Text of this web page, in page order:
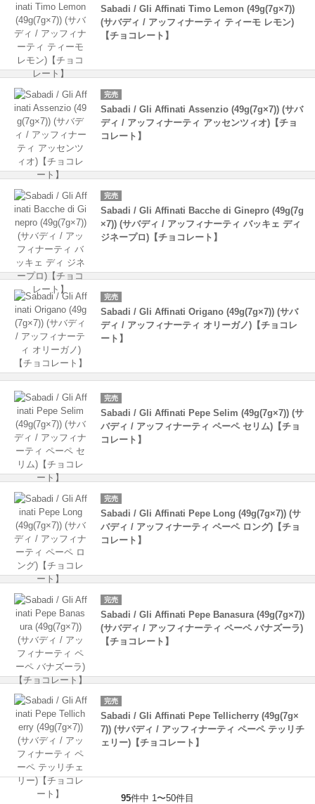
Sabadi / Gli Affinati Timo Lemon (49g(7g×7))
(サバディ / アッフィナーティ ティーモ レモン)
【チョコレート】
完売
Sabadi / Gli Affinati Assenzio (49g(7g×7)) (サバ
ディ / アッフィナーティ アッセンツィオ)【チョ
コレート】
完売
Sabadi / Gli Affinati Bacche di Ginepro (49g(7g
×7)) (サバディ / アッフィナーティ バッキェ ディ
ジネープロ)【チョコレート】
完売
Sabadi / Gli Affinati Origano (49g(7g×7)) (サバ
ディ / アッフィナーティ オリーガノ)【チョコレ
ート】
完売
Sabadi / Gli Affinati Pepe Selim (49g(7g×7)) (サ
バディ / アッフィナーティ ペーペ セリム)【チョ
コレート】
完売
Sabadi / Gli Affinati Pepe Long (49g(7g×7)) (サ
バディ / アッフィナーティ ペーペ ロング)【チョ
コレート】
完売
Sabadi / Gli Affinati Pepe Banasura (49g(7g×7))
(サバディ / アッフィナーティ ペーペ バナズーラ)
【チョコレート】
完売
Sabadi / Gli Affinati Pepe Tellicherry (49g(7g×
7)) (サバディ / アッフィナーティ ペーペ テッリチ
ェリー)【チョコレート】
95件中 1〜50件目